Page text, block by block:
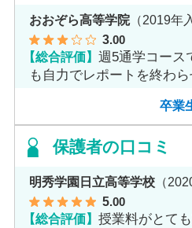
おおぞら高等学院（2019年
3.00
【総合評価】週5通学コース
も自力でレポートを終わ
卒業
保護者の口コミ
明秀学園日立高等学校 （
5.00
【総合評価】授業料がとて